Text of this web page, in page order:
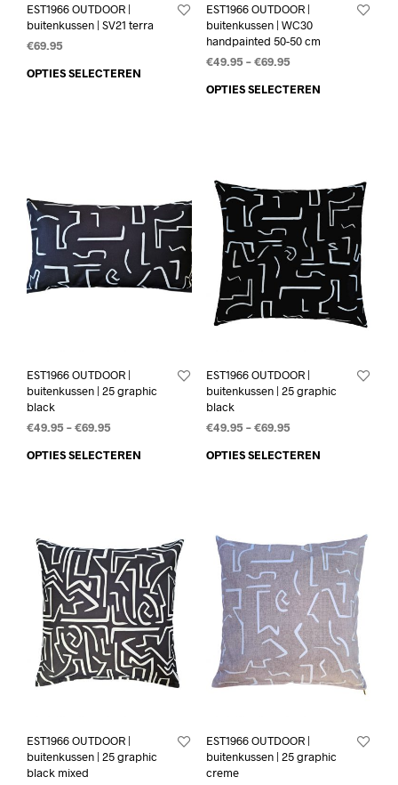
EST1966 OUTDOOR |
buitenkussen | SV21 terra
€69.95
OPTIES SELECTEREN
EST1966 OUTDOOR |
buitenkussen | WC30
handpainted 50-50 cm
€49.95–€69.95
OPTIES SELECTEREN
EST1966 OUTDOOR |
buitenkussen | 25 graphic
black
€49.95–€69.95
OPTIES SELECTEREN
EST1966 OUTDOOR |
buitenkussen | 25 graphic
black
€49.95–€69.95
OPTIES SELECTEREN
EST1966 OUTDOOR |
buitenkussen | 25 graphic
black mixed
EST1966 OUTDOOR |
buitenkussen | 25 graphic
creme